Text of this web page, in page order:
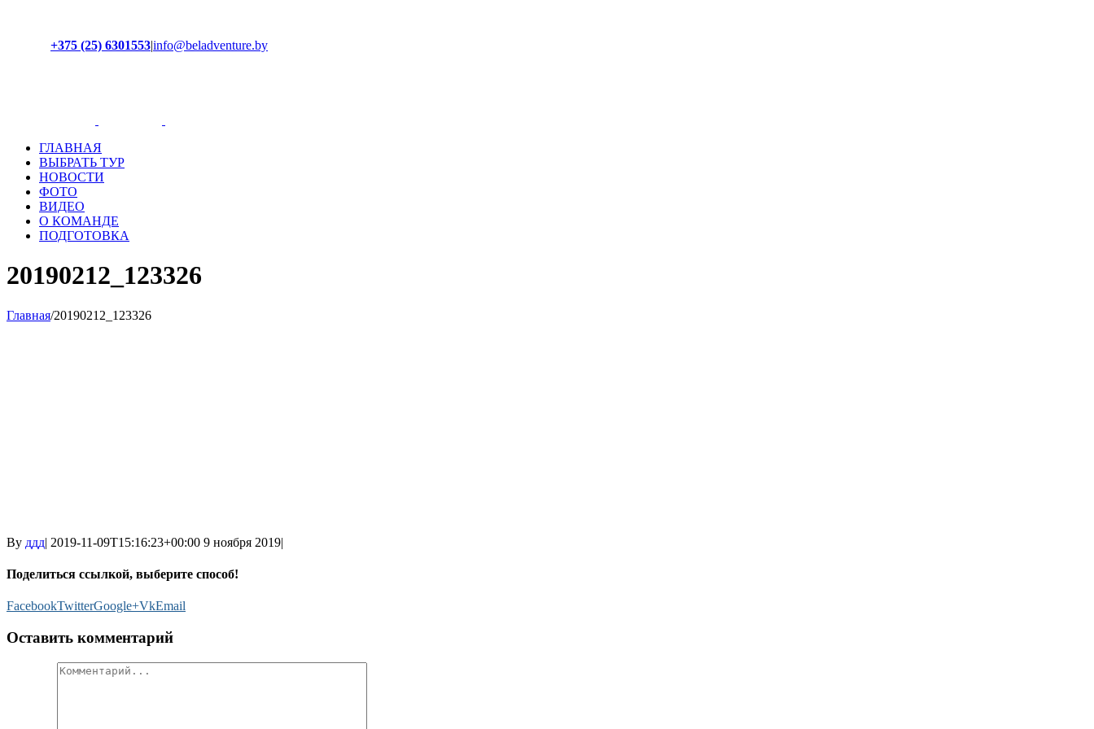
+375 (25) 6301553|info@beladventure.by
ГЛАВНАЯ
ВЫБРАТЬ ТУР
НОВОСТИ
ФОТО
ВИДЕО
О КОМАНДЕ
ПОДГОТОВКА
20190212_123326
Главная/20190212_123326
By ддд| 2019-11-09T15:16:23+00:00 9 ноября 2019|
Поделиться ссылкой, выберите способ!
FacebookTwitterGoogle+VkEmail
Оставить комментарий